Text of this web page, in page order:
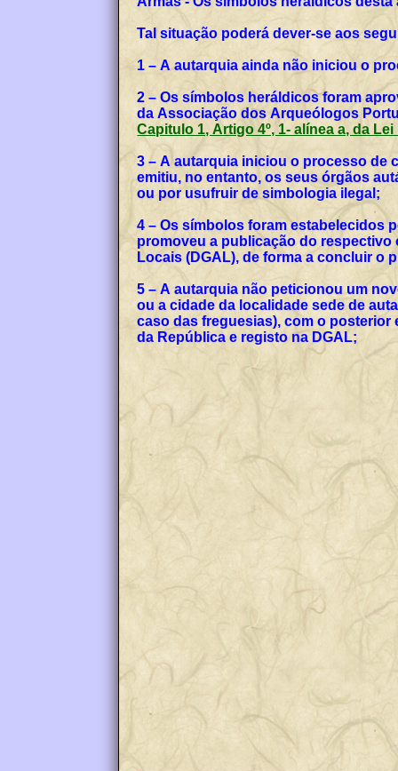
Tal situação poderá dever-se aos
1 – A autarquia ainda não iniciou o
2 – Os símbolos heráldicos foram
da Associação dos Arqueólogos
Capitulo 1, Artigo 4º, 1- alínea a, da
3 – A autarquia iniciou o processo de
emitiu, no entanto, os seus órgãos
ou por usufruir de simbologia ilegal;
4 – Os símbolos foram estabelecidos
promoveu a publicação do respectivo
Locais (DGAL), de forma a concluir o
5 – A autarquia não peticionou um
ou a cidade da localidade sede de
caso das freguesias), com o
da República e registo na DGAL;